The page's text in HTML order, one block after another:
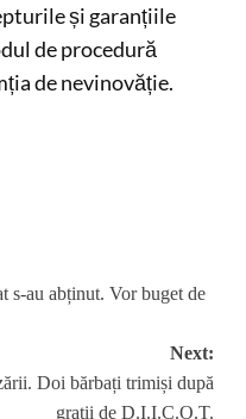
și garanțiile
de procedură
de nevinovăție.
s-au abținut. Vor buget de
Next:
Doi bărbați trimiși după
gratii de D.I.I.C.O.T.